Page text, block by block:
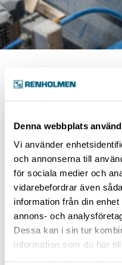
Denna webbplats
Vi använder
och annonserna till
för sociala medier och
vidarebefordrar även
information från din
annons- och
Dessa kan i sin tur
information som du har
Categories:
Dry Sorting and
Auxiliary Hoist
Auxiliary